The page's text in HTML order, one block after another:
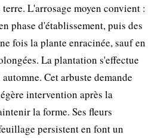
L'arrosage moyen convient :
phase d'établissement, puis des
fois la plante enracinée, sauf en
La plantation s'effectue
Cet arbuste demande
intervention après la
la forme. Ses fleurs
persistent en font un